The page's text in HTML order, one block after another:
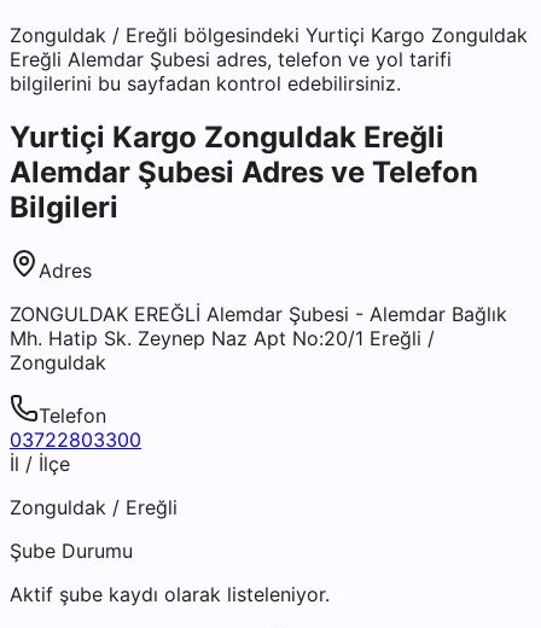
Zonguldak / Ereğli bölgesindeki Yurtiçi Kargo Zonguldak
Ereğli Alemdar Şubesi adres, telefon ve yol tarifi
bilgilerini bu sayfadan kontrol edebilirsiniz.
Yurtiçi Kargo Zonguldak Ereğli
Alemdar Şubesi Adres ve Telefon
Bilgileri
Adres
ZONGULDAK EREĞLİ Alemdar Şubesi - Alemdar Bağlık
Mh. Hatip Sk. Zeynep Naz Apt No:20/1 Ereğli /
Zonguldak
Telefon
03722803300
İl / İlçe
Zonguldak / Ereğli
Şube Durumu
Aktif şube kaydı olarak listeleniyor.